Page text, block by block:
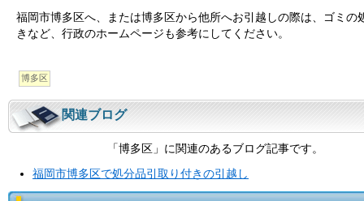
福岡市博多区へ、または博多区から他所へお引越しの際は、ゴミの
きなど、行政のホームページも参考にしてください。
博多区
関連ブログ
「博多区」に関連のあるブログ記事です。
福岡市博多区で処分品引取り付きの引越し